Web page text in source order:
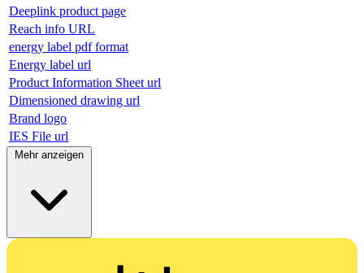
Deeplink product page
Reach info URL
energy label pdf format
Energy label url
Product Information Sheet url
Dimensioned drawing url
Brand logo
IES File url
Mehr anzeigen